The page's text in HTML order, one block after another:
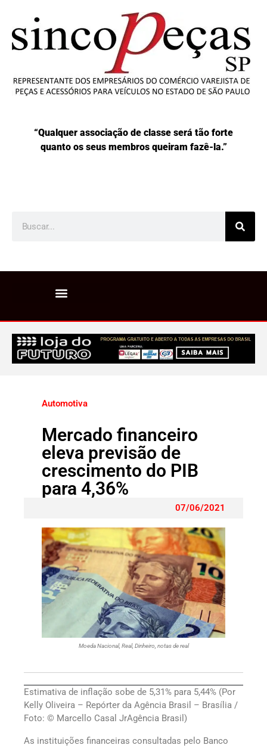
“Qualquer associação de classe será tão forte
quanto os seus membros queiram fazê-la.”
Automotiva
Mercado financeiro
eleva previsão de
crescimento do PIB
para 4,36%
07/06/2021
Moeda Nacional, Real, Dinheiro, notas de real
Estimativa de inflação sobe de 5,31% para 5,44% (Por
Kelly Oliveira – Repórter da Agência Brasil – Brasília /
Foto: © Marcello Casal JrAgência Brasil)
As instituições financeiras consultadas pelo Banco